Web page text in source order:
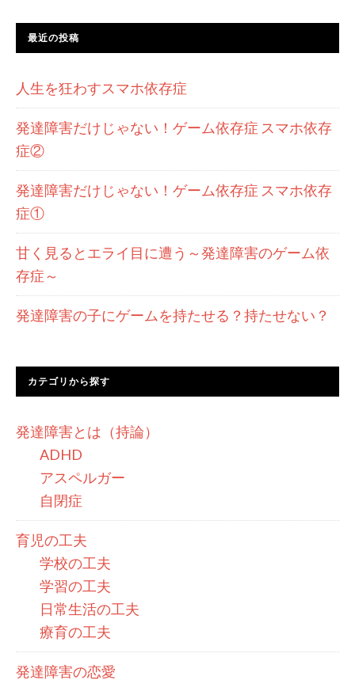
最近の投稿
人生を狂わすスマホ依存症
発達障害だけじゃない！ゲーム依存症 スマホ依存
症②
発達障害だけじゃない！ゲーム依存症 スマホ依存
症①
甘く見るとエライ目に遭う～発達障害のゲーム依
存症～
発達障害の子にゲームを持たせる？持たせない？
カテゴリから探す
発達障害とは（持論）
ADHD
アスペルガー
自閉症
育児の工夫
学校の工夫
学習の工夫
日常生活の工夫
療育の工夫
発達障害の恋愛